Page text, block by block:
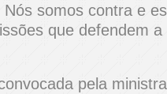
somos contra e
que defendem a
pela